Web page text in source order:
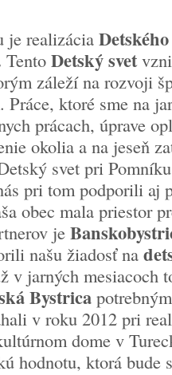
je realizácia
TentoDetský svet
záleží na rozvoji
Práce, ktoré sme na
prácach, úprave
okolia a na jeseň
svet pri
pri tom podporili aj
obec mala priestor
je
našu žiadosť na
v jarných mesiacoch
Bystrica
v roku 2012 pri
dome v
hodnotu, ktorá bude